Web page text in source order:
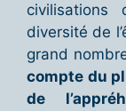
diversité de
grand
compte du
de